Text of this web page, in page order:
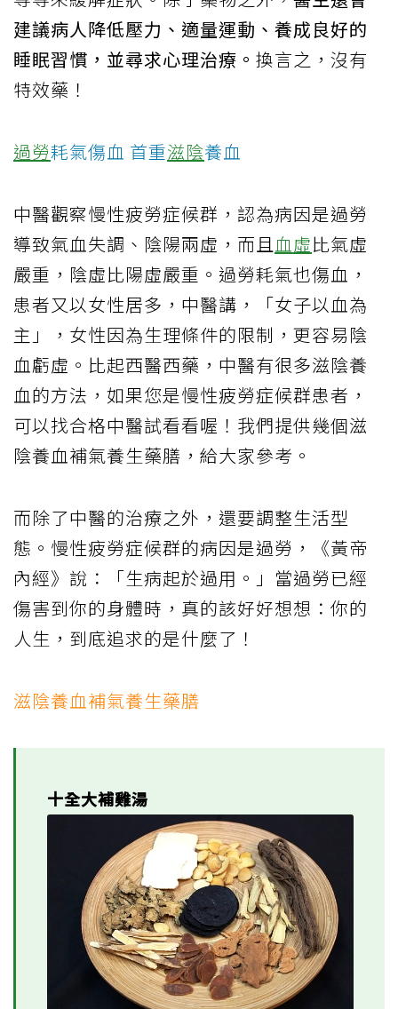
建議病人降低壓力、適量運動、養成良好的
睡眠習慣，並尋求心理治療。 換言之，沒有
特效藥！
過勞耗氣傷血 首重滋陰養血
中醫觀察慢性疲勞症候群，認為病因是過勞
導致氣血失調、陰陽兩虛，而且 血虛比氣虛
嚴重，陰虛比陽虛嚴重。過勞耗氣也傷血，
患者又以女性居多，中醫講，「女子以血為
主」，女性因為生理條件的限制，更容易陰
血虧虛。比起西醫西藥，中醫有很多滋陰養
血的方法，如果您是慢性疲勞症候群患者，
可以找合格中醫試看看喔！我們提供幾個滋
陰養血補氣養生藥膳，給大家參考。
而除了中醫的治療之外，還要調整生活型
態。慢性疲勞症候群的病因是過勞，《黃帝
內經》說：「生病起於過用。」當過勞已經
傷害到你的身體時，真的該好好想想：你的
人生，到底追求的是什麼了！
滋陰養血補氣養生藥膳
十全大補雞湯